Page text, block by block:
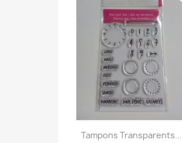
Tampons Transparents...